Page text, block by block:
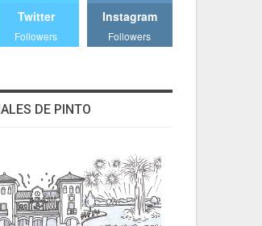
Twitter
Followers
Instagram
Followers
DE PINTO